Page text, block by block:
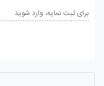
برای ثبت نمایه، وارد شوید